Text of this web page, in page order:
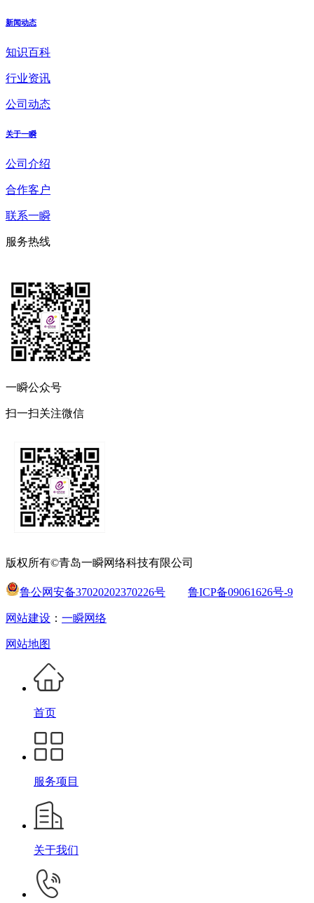
新闻动态
知识百科
行业资讯
公司动态
关于一瞬
公司介绍
合作客户
联系一瞬
服务热线
一瞬公众号
扫一扫关注微信
版权所有©青岛一瞬网络科技有限公司
鲁公网安备37020202370226号 鲁ICP备09061626号-9
网站建设 ： 一瞬网络
网站地图
首页
服务项目
关于我们